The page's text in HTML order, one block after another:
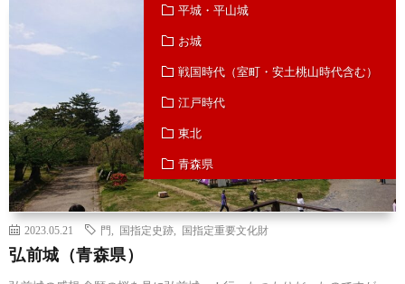
平城・平山城
お城
戦国時代（室町・安土桃山時代含む）
江戸時代
東北
青森県
2023.05.21 門 国指定史跡 国指定重要文化財
弘前城（青森県）